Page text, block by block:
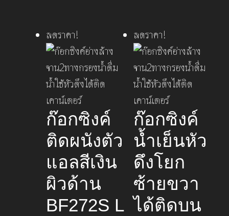
ลดราคา!
ก๊อกซิงค์
ติดผนังตัว
แอลสีเงิน
ผิวด้าน
BF272S L
ลดราคา!
ก๊อกซิงค์
น้ำเย็นหัว
ดึงโยก
ซ้ายขวา
ได้ติดบน